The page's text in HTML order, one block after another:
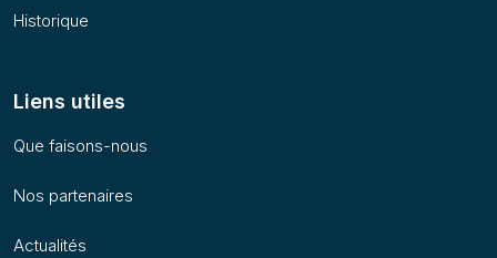
Historique
Liens utiles
Que faisons-nous
Nos partenaires
Actualités